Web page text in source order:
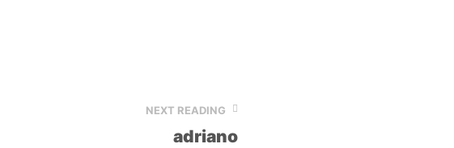
NEXT READING
adriano